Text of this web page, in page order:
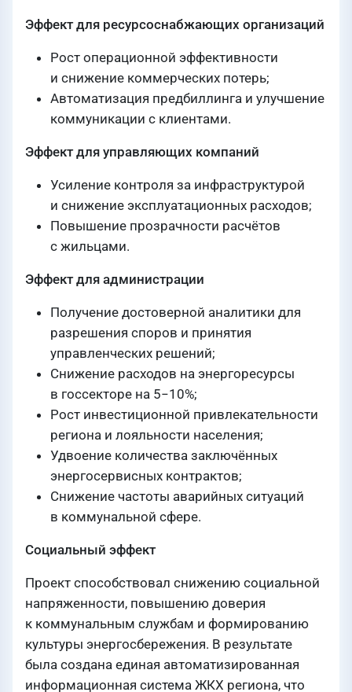
Эффект для ресурсоснабжающих организаций
Рост операционной эффективности
и снижение коммерческих потерь;
Автоматизация предбиллинга и улучшение
коммуникации с клиентами.
Эффект для управляющих компаний
Усиление контроля за инфраструктурой
и снижение эксплуатационных расходов;
Повышение прозрачности расчётов
с жильцами.
Эффект для администрации
Получение достоверной аналитики для
разрешения споров и принятия
управленческих решений;
Снижение расходов на энергоресурсы
в госсекторе на 5−10%;
Рост инвестиционной привлекательности
региона и лояльности населения;
Удвоение количества заключённых
энергосервисных контрактов;
Снижение частоты аварийных ситуаций
в коммунальной сфере.
Социальный эффект
Проект способствовал снижению социальной
напряженности, повышению доверия
к коммунальным службам и формированию
культуры энергосбережения. В результате
была создана единая автоматизированная
информационная система ЖКХ региона, что